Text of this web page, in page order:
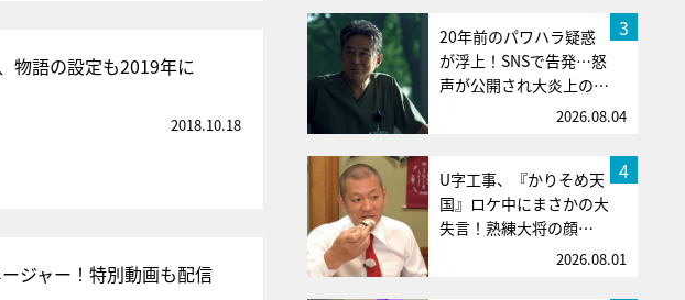
物語の設定も2019年に
2018.10.18
ジャー！特別動画も配信
3
20年前のパワハラ疑惑
が浮上！SNSで告発…怒
声が公開され大炎上の…
2026.08.04
4
U字工事、『かりそめ天
国』ロケ中にまさかの大
失言！熟練大将の顔…
2026.08.01